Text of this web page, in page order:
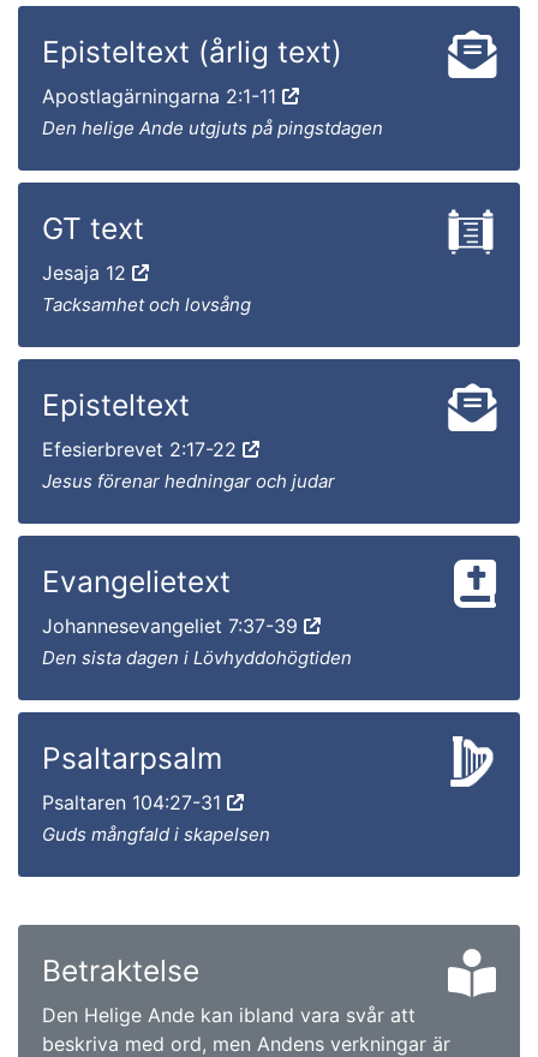
Episteltext (årlig text)
Apostlagärningarna 2:1-11
Den helige Ande utgjuts på pingstdagen
GT text
Jesaja 12
Tacksamhet och lovsång
Episteltext
Efesierbrevet 2:17-22
Jesus förenar hedningar och judar
Evangelietext
Johannesevangeliet 7:37-39
Den sista dagen i Lövhyddohögtiden
Psaltarpsalm
Psaltaren 104:27-31
Guds mångfald i skapelsen
Betraktelse
Den Helige Ande kan ibland vara svår att
beskriva med ord, men Andens verkningar är